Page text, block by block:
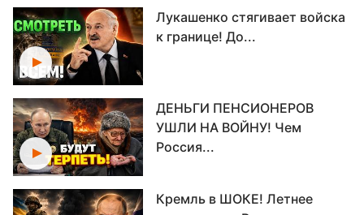
Лукашенко стягивает войска
к границе! До...
ДЕНЬГИ ПЕНСИОНЕРОВ
УШЛИ НА ВОЙНУ! Чем
Россия...
Кремль в ШОКЕ! Летнее